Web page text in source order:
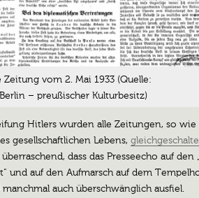
vom 2. Mai 1933 (Quelle:
– preußischer Kulturbesitz)
Hitlers wurden alle Zeitungen, so wie
gesellschaftlichen Lebens,
dass das Presseecho auf den
und auf den Aufmarsch auf dem
auch überschwänglich ausfiel.